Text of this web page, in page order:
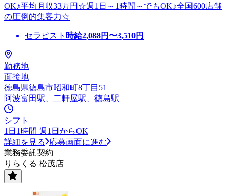
OK♪平均月収33万円☆週1日～1時間～でもOK♪全国600店舗
の圧倒的集客力☆
セラピスト 時給2,088円〜3,510円
勤務地
面接地
徳島県徳島市昭和町8丁目51
阿波富田駅、二軒屋駅、徳島駅
シフト
1日1時間 週1日からOK
詳細を見る
応募画面に進む
業務委託契約
りらくる 松茂店